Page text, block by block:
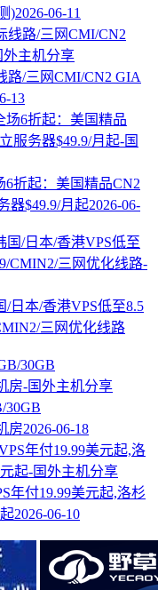
)2026-06-11
路/三网CMI/CN2 GIA
13
6折起：美国精品CN2
器$49.9/月起2026-06-
/日本/香港VPS低至8.5
三网优化线路
30GB
房2026-06-18
年付19.99美元起,洛杉
2026-06-10